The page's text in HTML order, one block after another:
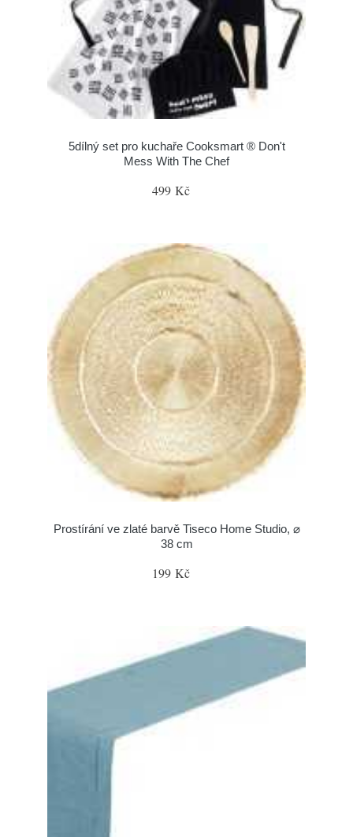
5dílný set pro kuchaře Cooksmart ® Don't
Mess With The Chef
499 Kč
Prostírání ve zlaté barvě Tiseco Home Studio, ⌀
38 cm
199 Kč